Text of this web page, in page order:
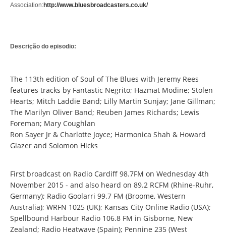
Association:http://www.bluesbroadcasters.co.uk/
Descrição do episodio:
The 113th edition of Soul of The Blues with Jeremy Rees
features tracks by Fantastic Negrito; Hazmat Modine; Stolen
Hearts; Mitch Laddie Band; Lilly Martin Sunjay; Jane Gillman;
The Marilyn Oliver Band; Reuben James Richards; Lewis
Foreman; Mary Coughlan
Ron Sayer Jr & Charlotte Joyce; Harmonica Shah & Howard
Glazer and Solomon Hicks
First broadcast on Radio Cardiff 98.7FM on Wednesday 4th
November 2015 - and also heard on 89.2 RCFM (Rhine-Ruhr,
Germany); Radio Goolarri 99.7 FM (Broome, Western
Australia); WRFN 1025 (UK); Kansas City Online Radio (USA);
Spellbound Harbour Radio 106.8 FM in Gisborne, New
Zealand; Radio Heatwave (Spain); Pennine 235 (West